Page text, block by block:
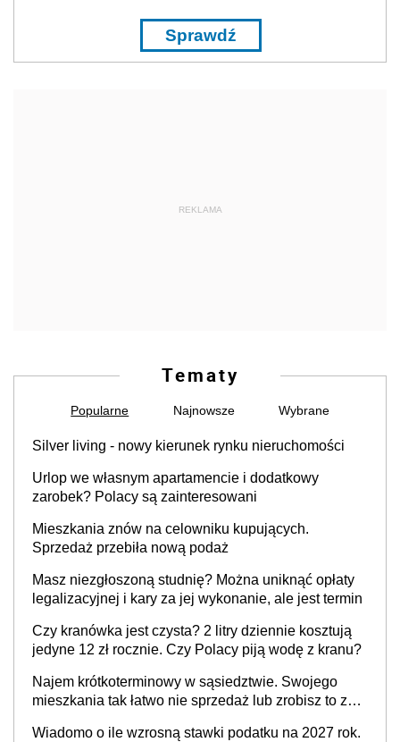
Sprawdź
REKLAMA
Tematy
Popularne Najnowsze Wybrane
Silver living - nowy kierunek rynku nieruchomości
Urlop we własnym apartamencie i dodatkowy
zarobek? Polacy są zainteresowani
Mieszkania znów na celowniku kupujących.
Sprzedaż przebiła nową podaż
Masz niezgłoszoną studnię? Można uniknąć opłaty
legalizacyjnej i kary za jej wykonanie, ale jest termin
Czy kranówka jest czysta? 2 litry dziennie kosztują
jedyne 12 zł rocznie. Czy Polacy piją wodę z kranu?
Najem krótkoterminowy w sąsiedztwie. Swojego
mieszkania tak łatwo nie sprzedaż lub zrobisz to ze
Wiadomo o ile wzrosną stawki podatku na 2027 rok.